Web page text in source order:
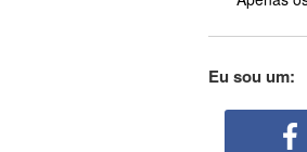
Abstract
Eu sou um: